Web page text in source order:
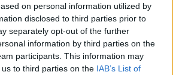
on personal information utilized by
disclosed to third parties prior to
separately opt-out of the further
information by third parties on the
participants. This information may
to third parties on the IAB’s List of